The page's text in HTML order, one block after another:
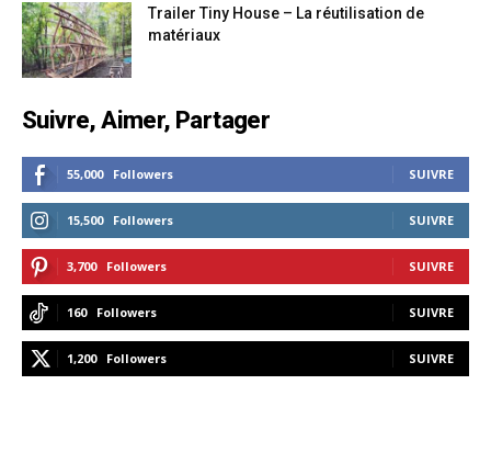
Trailer Tiny House – La réutilisation de
matériaux
Suivre, Aimer, Partager
55,000 Followers SUIVRE
15,500 Followers SUIVRE
3,700 Followers SUIVRE
160 Followers SUIVRE
1,200 Followers SUIVRE